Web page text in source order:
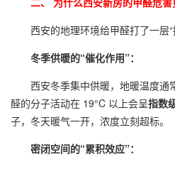
西安的地理环境给甲醛打了一层“
冬季供暖的“催化作用”：
西安冬季集中供暖，地暖温度通
醛的分子活动在 19°C 以上会呈指数
子，冬天暖气一开，浓度立刻超标。
密闭空间的“累积效应”：